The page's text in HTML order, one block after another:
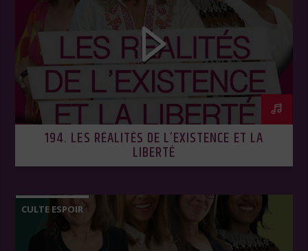
194. LES RÉALITÉS DE L’EXISTENCE ET LA
LIBERTÉ
CULTE ESPOIR